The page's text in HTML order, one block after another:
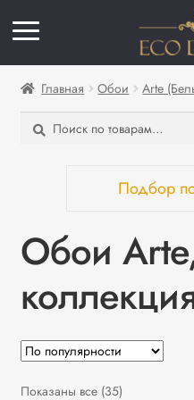
Главная Обои Arte
Обои
Показаны все (35)Сортировка:
Искать:
Поиск
Подбор
Sculptura
Страна
Бельгия
Материал